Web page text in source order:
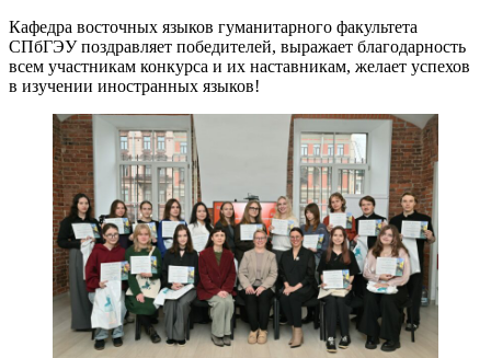
Кафедра восточных языков гуманитарного факультета
СПбГЭУ поздравляет победителей, выражает благодарность
всем участникам конкурса и их наставникам, желает успехов
в изучении иностранных языков!